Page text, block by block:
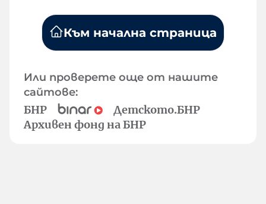
Към начална страница
Или проверете още от нашите
сайтове:
БНР
Детското.БНР
Архивен фонд на БНР